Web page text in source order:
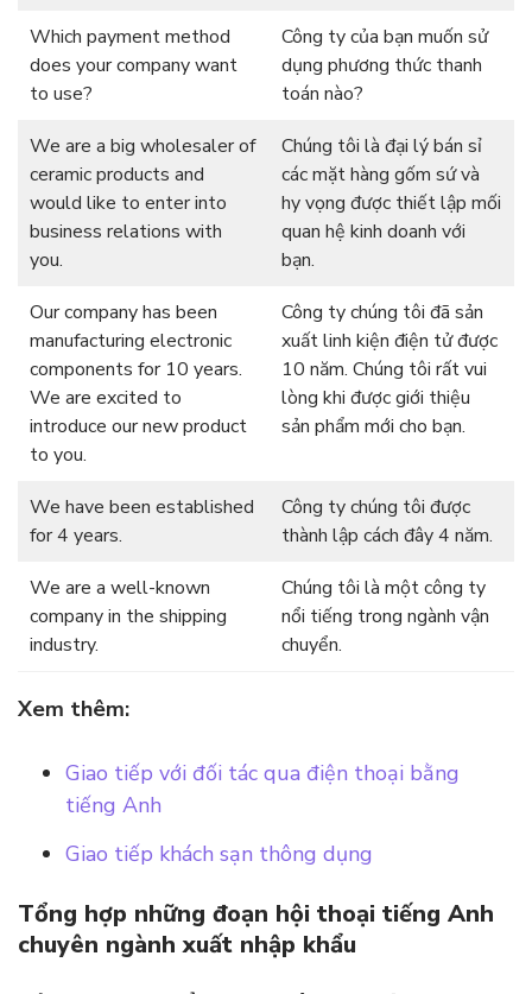
Which payment method
does your company want
to use?
Công ty của bạn muốn sử
dụng phương thức thanh
toán nào?
We are a big wholesaler of
ceramic products and
would like to enter into
business relations with
you.
Chúng tôi là đại lý bán sỉ
các mặt hàng gốm sứ và
hy vọng được thiết lập mối
quan hệ kinh doanh với
bạn.
Our company has been
manufacturing electronic
components for 10 years.
We are excited to
introduce our new product
to you.
Công ty chúng tôi đã sản
xuất linh kiện điện tử được
10 năm. Chúng tôi rất vui
lòng khi được giới thiệu
sản phẩm mới cho bạn.
We have been established
for 4 years.
Công ty chúng tôi được
thành lập cách đây 4 năm.
We are a well-known
company in the shipping
industry.
Chúng tôi là một công ty
nổi tiếng trong ngành vận
chuyển.
Xem thêm:
Giao tiếp với đối tác qua điện thoại bằng
tiếng Anh
Giao tiếp khách sạn thông dụng
Tổng hợp những đoạn hội thoại tiếng Anh
chuyên ngành xuất nhập khẩu